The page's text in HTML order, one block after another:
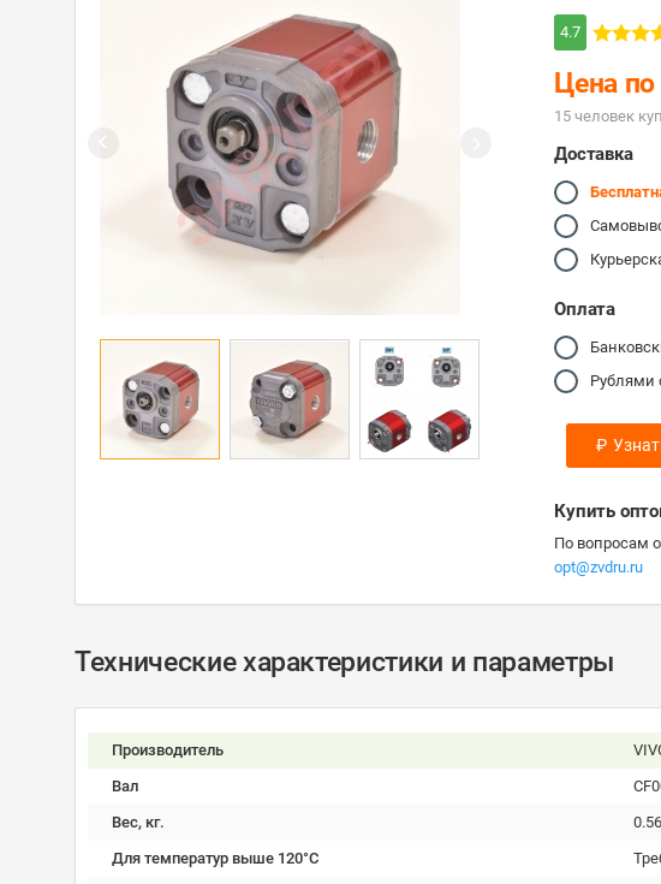
4.7
Цена
15 человек
Доставка
Оплата
Рублями
₽
Купить
По вопросам
opt@zvdru.ru
Технические характеристики и параметры
Производитель
Вал
Вес, кг.
0.56
Для температур выше 120°C